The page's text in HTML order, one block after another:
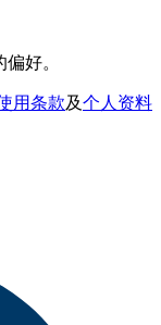
好。
用条款及个人资料